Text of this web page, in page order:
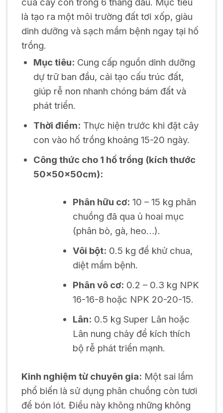
là tạo ra một môi trường đất tơi xốp, giàu
dinh dưỡng và sạch mầm bệnh ngay tại hố
trồng.
Mục tiêu: Cung cấp nguồn dinh dưỡng
dự trữ ban đầu, cải tạo cấu trúc đất,
giúp rễ non nhanh chóng bám đất và
phát triển.
Thời điểm: Thực hiện trước khi đặt cây
con vào hố trồng khoảng 15-20 ngày.
Công thức cho 1 hố trồng (kích thước
50x50x50cm):
Phân hữu cơ: 10 – 15 kg phân
chuồng đã qua ủ hoai mục
(phân bò, gà, heo…).
Vôi bột: 0.5 kg để khử chua,
diệt mầm bệnh.
Phân vô cơ: 0.2 – 0.3 kg NPK
16-16-8 hoặc NPK 20-20-15.
Lân: 0.5 kg Super Lân hoặc
Lân nung chảy để kích thích
bộ rễ phát triển mạnh.
Kinh nghiệm từ chuyên gia: Một sai lầm
phổ biến là sử dụng phân chuồng còn tươi
để bón lót. Điều này không những không